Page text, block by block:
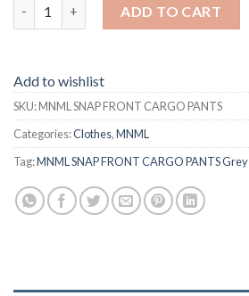
ADD TO CART
Add to wishlist
SKU:MNML SNAP FRONT CARGO PANTS
Categories:Clothes,MNML
Tag:MNML SNAP FRONT CARGO PANTS Grey